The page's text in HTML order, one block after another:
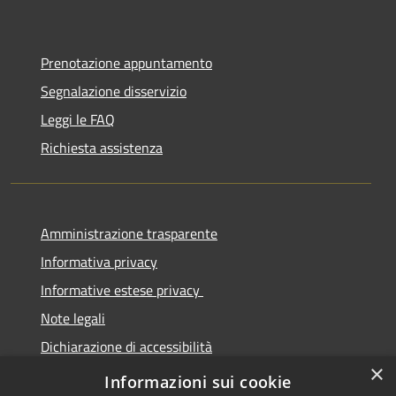
Prenotazione appuntamento
Segnalazione disservizio
Leggi le FAQ
Richiesta assistenza
Amministrazione trasparente
Informativa privacy
Informative estese privacy
Note legali
Dichiarazione di accessibilità
Obbiettivi di Accessibilità
×
Informazioni sui cookie